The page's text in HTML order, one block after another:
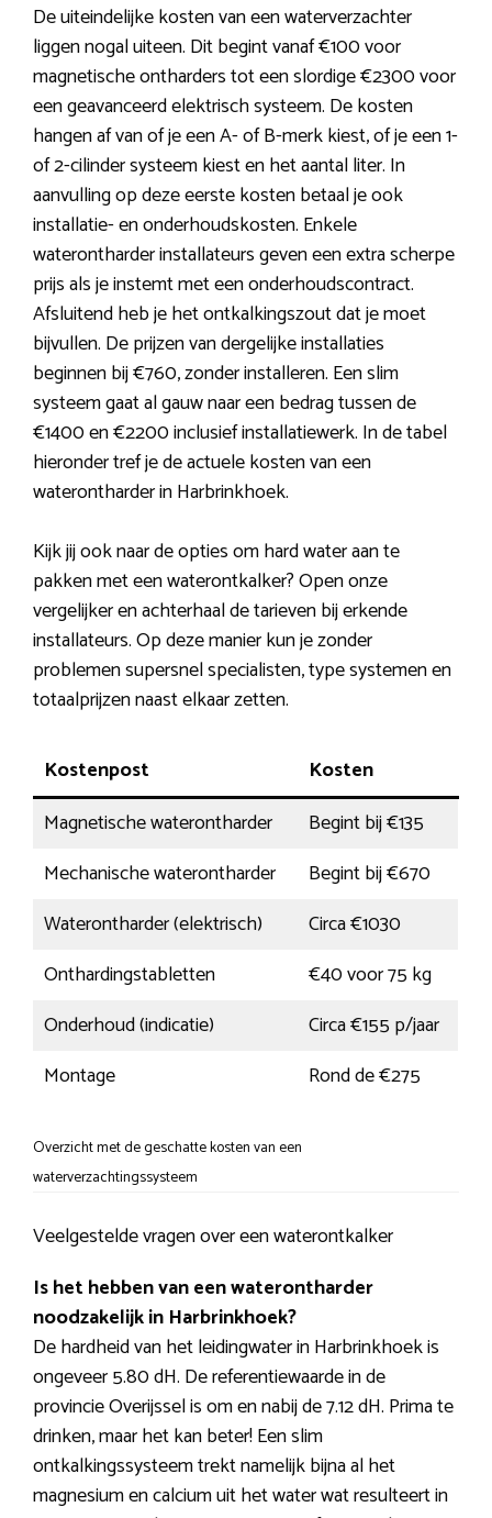
De uiteindelijke kosten van een waterverzachter
liggen nogal uiteen. Dit begint vanaf €100 voor
magnetische ontharders tot een slordige €2300 voor
een geavanceerd elektrisch systeem. De kosten
hangen af van of je een A- of B-merk kiest, of je een 1-
of 2-cilinder systeem kiest en het aantal liter. In
aanvulling op deze eerste kosten betaal je ook
installatie- en onderhoudskosten. Enkele
waterontharder installateurs geven een extra scherpe
prijs als je instemt met een onderhoudscontract.
Afsluitend heb je het ontkalkingszout dat je moet
bijvullen. De prijzen van dergelijke installaties
beginnen bij €760, zonder installeren. Een slim
systeem gaat al gauw naar een bedrag tussen de
€1400 en €2200 inclusief installatiewerk. In de tabel
hieronder tref je de actuele kosten van een
waterontharder in Harbrinkhoek.
Kijk jij ook naar de opties om hard water aan te
pakken met een waterontkalker? Open onze
vergelijker en achterhaal de tarieven bij erkende
installateurs. Op deze manier kun je zonder
problemen supersnel specialisten, type systemen en
totaalprijzen naast elkaar zetten.
Kostenpost
Kosten
Magnetische waterontharder
Begint bij €135
Mechanische waterontharder
Begint bij €670
Waterontharder (elektrisch)
Circa €1030
Onthardingstabletten
€40 voor 75 kg
Onderhoud (indicatie)
Circa €155 p/jaar
Montage
Rond de €275
Overzicht met de geschatte kosten van een
waterverzachtingssysteem
Veelgestelde vragen over een waterontkalker
Is het hebben van een waterontharder
noodzakelijk in Harbrinkhoek?
De hardheid van het leidingwater in Harbrinkhoek is
ongeveer 5.80 dH. De referentiewaarde in de
provincie Overijssel is om en nabij de 7.12 dH. Prima te
drinken, maar het kan beter! Een slim
ontkalkingssysteem trekt namelijk bijna al het
magnesium en calcium uit het water wat resulteert in